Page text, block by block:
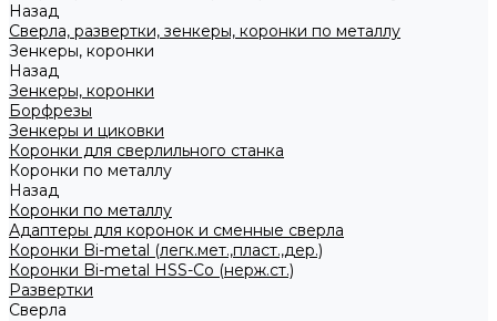
Назад
Сверла, развертки, зенкеры, коронки по металлу
Зенкеры, коронки
Назад
Зенкеры, коронки
Борфрезы
Зенкеры и циковки
Коронки для сверлильного станка
Коронки по металлу
Назад
Коронки по металлу
Адаптеры для коронок и сменные сверла
Коронки Bi-metal (легк.мет.,пласт.,дер.)
Коронки Bi-metal HSS-Co (нерж.ст.)
Развертки
Сверла